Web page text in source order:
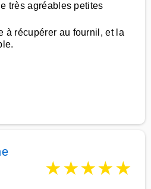
très agréables petites
à récupérer au fournil, et la
★★★★★